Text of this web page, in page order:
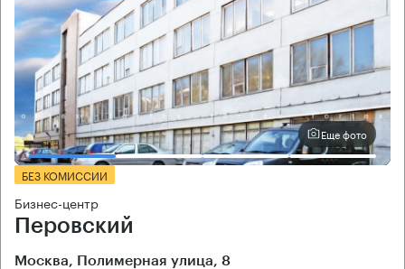
Еще фото
БЕЗ КОМИССИИ
Бизнес-центр
Перовский
Москва, Полимерная улица, 8